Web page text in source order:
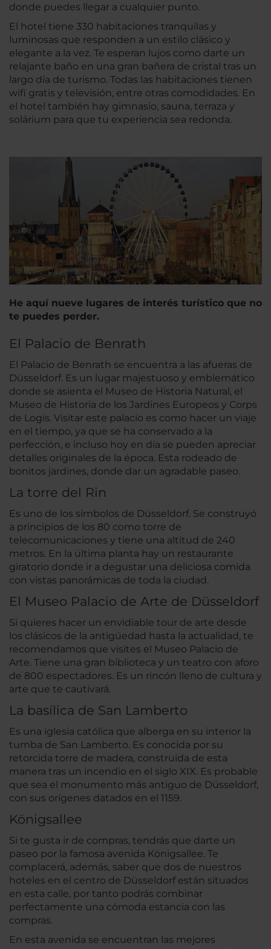
donde puedes llegar a cualquier punto.
El hotel tiene 330 habitaciones tranquilas y
luminosas que responden a un estilo clásico y
elegante a la vez. Te esperan lujos como darte un
relajante baño en una gran bañera de cristal tras un
largo día de turismo. Todas las habitaciones tienen
wifi gratis y televisión, entre otras comodidades. En
el hotel también hay gimnasio, sauna, terraza y
solárium para que tu experiencia sea redonda.
He aquí nueve lugares de interés turístico que no
te puedes perder.
El Palacio de Benrath
El Palacio de Benrath se encuentra a las afueras de
Düsseldorf. Es un lugar majestuoso y emblemático
donde se asienta el Museo de Historia Natural, el
Museo de Historia de los Jardines Europeos y Corps
de Logis. Visitar este palacio es como hacer un viaje
en el tiempo, ya que se ha conservado a la
perfección, e incluso hoy en día se pueden apreciar
detalles originales de la época. Esta rodeado de
bonitos jardines, donde dar un agradable paseo.
La torre del Rin
Es uno de los símbolos de Düsseldorf. Se construyó
a principios de los 80 como torre de
telecomunicaciones y tiene una altitud de 240
metros. En la última planta hay un restaurante
giratorio donde ir a degustar una deliciosa comida
con vistas panorámicas de toda la ciudad.
El Museo Palacio de Arte de Düsseldorf
Si quieres hacer un envidiable tour de arte desde
los clásicos de la antigüedad hasta la actualidad, te
recomendamos que visites el Museo Palacio de
Arte. Tiene una gran biblioteca y un teatro con aforo
de 800 espectadores. Es un rincón lleno de cultura y
arte que te cautivará.
La basílica de San Lamberto
Es una iglesia católica que alberga en su interior la
tumba de San Lamberto. Es conocida por su
retorcida torre de madera, construida de esta
manera tras un incendio en el siglo XIX. Es probable
que sea el monumento más antiguo de Düsseldorf,
con sus orígenes datados en el 1159.
Königsallee
Si te gusta ir de compras, tendrás que darte un
paseo por la famosa avenida Königsallee. Te
complacerá, además, saber que dos de nuestros
hoteles en el centro de Düsseldorf están situados
en esta calle, por tanto podrás combinar
perfectamente una cómoda estancia con las
compras.
En esta avenida se encuentran las mejores